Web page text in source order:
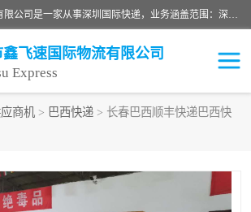
深圳市鑫飞速国际物流有限公司是一家从事深圳国际快递，业务涵盖范围：深圳DHL国际快递、深圳国际快递公司、深圳国际物流公司、深圳国际快递、深圳DHL国际快递电话可拨打全国服务热线：15019287411。欢迎各位亲来人来电到我司洽谈合作。
飞速国际物流有限公司
Express
商机 > 巴西快递 > 长春巴西顺丰快递巴西快
巴西快递